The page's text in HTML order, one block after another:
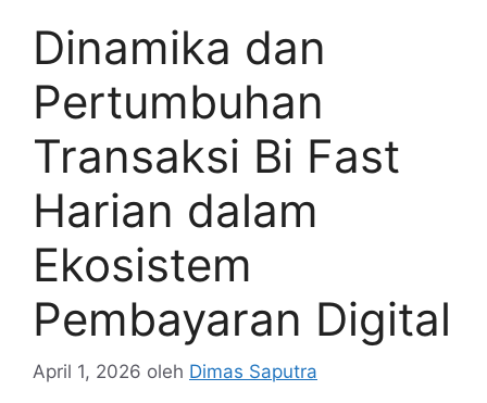
Dinamika dan
Pertumbuhan
Transaksi Bi Fast
Harian dalam
Ekosistem
Pembayaran Digital
April 1, 2026 oleh Dimas Saputra